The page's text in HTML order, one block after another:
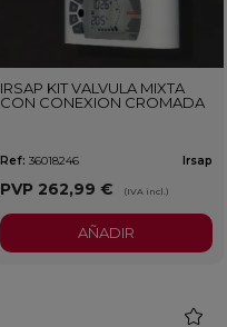
IRSAP KIT VALVULA MIXTA
CON CONEXION CROMADA
Ref: 36018246 Irsap
PVP 262,99 € (IVA incl.)
AÑADIR